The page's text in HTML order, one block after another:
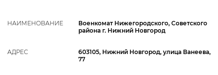
НАИМЕНОВАНИЕ
Военкомат Нижегородского, Советского
района г. Нижний Новгород
АДРЕС
603105, Нижний Новгород, улица Ванеева,
77